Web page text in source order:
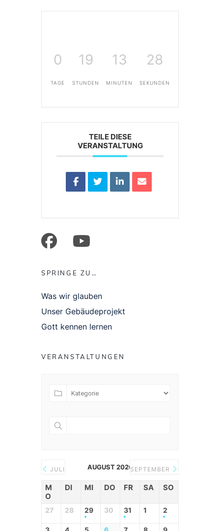
0
TAGE
19
STUNDEN
13
MINUTEN
27
SEKUNDEN
TEILE DIESE
VERANSTALTUNG
facebook
mail
SPRINGE ZU…
Was wir glauben
Unser Gebäudeprojekt
Gott kennen lernen
VERANSTALTUNGEN
JULI AUGUST 2026SEPTEMBER
M
O
DI MI DO FR SA SO
27 28 29 30 31 1 2